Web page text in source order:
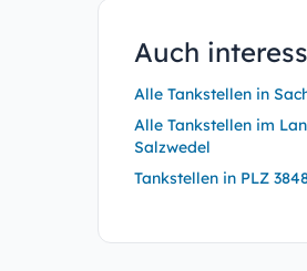
Auch
Alle Tankstellen in
Alle Tankstellen im
Salzwedel
Tankstellen in PLZ